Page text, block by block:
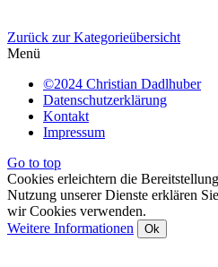
Zurück zur Kategorieübersicht
Menü
©2024 Christian Dadlhuber
Datenschutzerklärung
Kontakt
Impressum
Go to top
Cookies erleichtern die
Nutzung unserer Dienste erklären
wir Cookies verwenden.
Weitere Informationen
Ok